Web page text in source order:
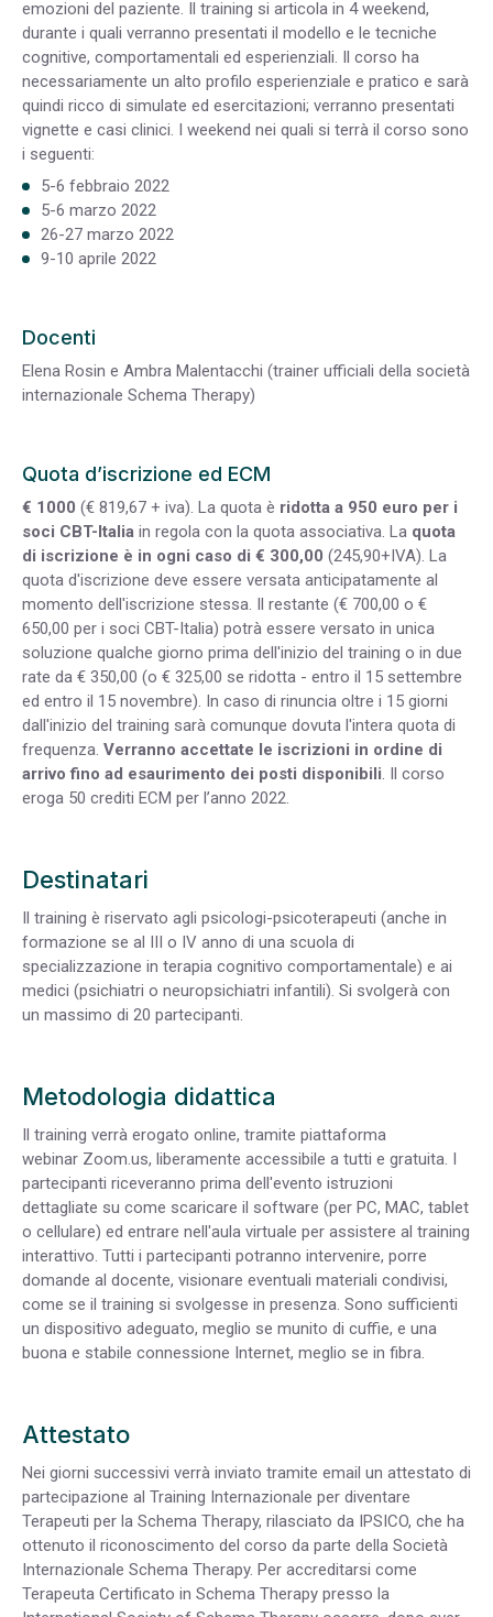
emozioni del paziente. Il training si articola in 4 weekend,
durante i quali verranno presentati il modello e le tecniche
cognitive, comportamentali ed esperienziali. Il corso ha
necessariamente un alto profilo esperienziale e pratico e sarà
quindi ricco di simulate ed esercitazioni; verranno presentati
vignette e casi clinici. I weekend nei quali si terrà il corso sono
i seguenti:
5-6 febbraio 2022
5-6 marzo 2022
26-27 marzo 2022
9-10 aprile 2022
Docenti
Elena Rosin e Ambra Malentacchi (trainer ufficiali della società
internazionale Schema Therapy)
Quota d’iscrizione ed ECM
€ 1000 (€ 819,67 + iva). La quota è ridotta a 950 euro per i
soci CBT-Italia in regola con la quota associativa. La quota
di iscrizione è in ogni caso di € 300,00 (245,90+IVA). La
quota d'iscrizione deve essere versata anticipatamente al
momento dell'iscrizione stessa. Il restante (€ 700,00 o €
650,00 per i soci CBT-Italia) potrà essere versato in unica
soluzione qualche giorno prima dell'inizio del training o in due
rate da € 350,00 (o € 325,00 se ridotta - entro il 15 settembre
ed entro il 15 novembre). In caso di rinuncia oltre i 15 giorni
dall'inizio del training sarà comunque dovuta l'intera quota di
frequenza. Verranno accettate le iscrizioni in ordine di
arrivo fino ad esaurimento dei posti disponibili. Il corso
eroga 50 crediti ECM per l’anno 2022.
Destinatari
Il training è riservato agli psicologi-psicoterapeuti (anche in
formazione se al III o IV anno di una scuola di
specializzazione in terapia cognitivo comportamentale) e ai
medici (psichiatri o neuropsichiatri infantili). Si svolgerà con
un massimo di 20 partecipanti.
Metodologia didattica
Il training verrà erogato online, tramite piattaforma
webinar Zoom.us, liberamente accessibile a tutti e gratuita. I
partecipanti riceveranno prima dell'evento istruzioni
dettagliate su come scaricare il software (per PC, MAC, tablet
o cellulare) ed entrare nell'aula virtuale per assistere al training
interattivo. Tutti i partecipanti potranno intervenire, porre
domande al docente, visionare eventuali materiali condivisi,
come se il training si svolgesse in presenza. Sono sufficienti
un dispositivo adeguato, meglio se munito di cuffie, e una
buona e stabile connessione Internet, meglio se in fibra.
Attestato
Nei giorni successivi verrà inviato tramite email un attestato di
partecipazione al Training Internazionale per diventare
Terapeuti per la Schema Therapy, rilasciato da IPSICO, che ha
ottenuto il riconoscimento del corso da parte della Società
Internazionale Schema Therapy. Per accreditarsi come
Terapeuta Certificato in Schema Therapy presso la